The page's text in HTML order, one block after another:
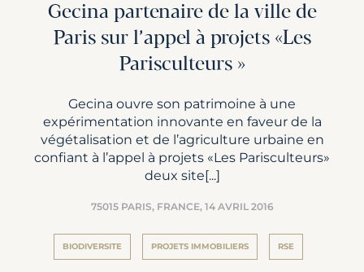
Gecina partenaire de la ville de
Paris sur l’appel à projets «Les
Parisculteurs »
Gecina ouvre son patrimoine à une
expérimentation innovante en faveur de la
végétalisation et de l’agriculture urbaine en
confiant à l’appel à projets «Les Parisculteurs»
deux site[...]
75015 PARIS, FRANCE, 14 AVRIL 2016
BIODIVERSITE PROJETS IMMOBILIERS RSE